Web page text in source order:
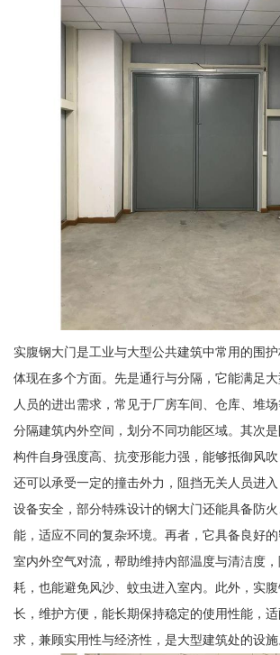
实腹钢大门是工业与大型公共建筑中常用的围
体现在多个方面。先是通行与分隔，它能满足
人员的进出需求，常见于厂房车间、仓库、堆
分隔建筑内外空间，划分不同功能区域。其次
构件自身强度高、抗变形能力强，能够抵御风吹
还可以承受一定的撞击外力，阻挡无关人员进
设备安全，部分特殊设计的钢大门还能具备防
能，适应不同的复杂环境。再者，它具备良好
室内外空气对流，帮助维持内部温度与清洁度
耗，也能避免风沙、蚊虫进入室内。此外，实
长，维护方便，能长期保持稳定的使用性能，
求，兼顾实用性与经济性，是大型建筑处的设施